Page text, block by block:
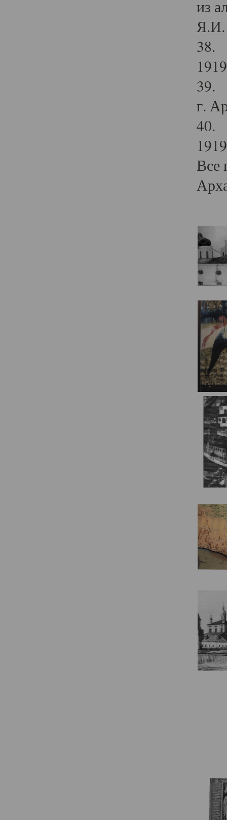
из
Я.И.
38.
39.
г.
40.
Все